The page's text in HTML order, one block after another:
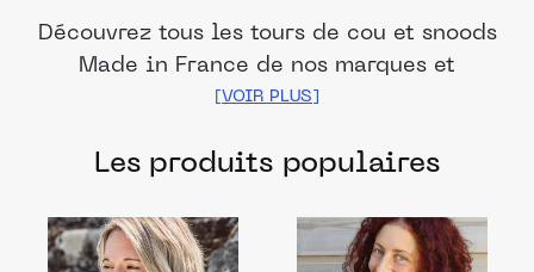
Découvrez tous les tours de cou et snoods
Made in France de nos marques et
distributeurs partenaires. Des produits
manufactures français pour chacune de
Les produits populaires